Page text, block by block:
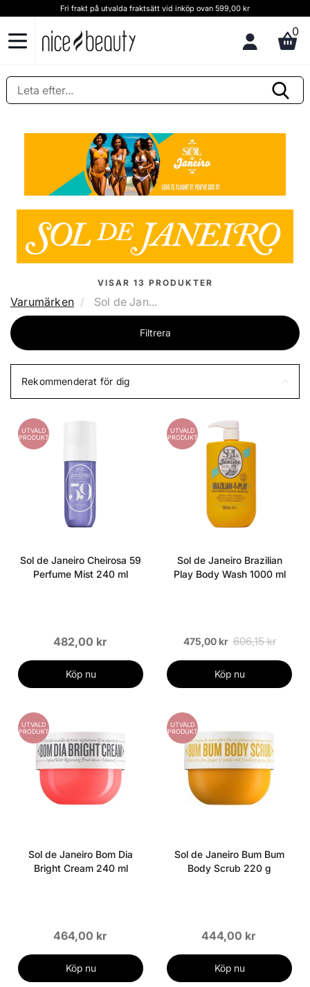
Fri frakt på utvalda fraktsätt vid inköp ovan 599,00 kr
0
VISAR 13 PRODUKTER
Varumärken Sol de Jan...
Filtrera
Rekommenderat för dig
UTVALD
PRODUKT
Sol de Janeiro Cheirosa 59
Perfume Mist 240 ml
482,00 kr
Köp nu
UTVALD
PRODUKT
Sol de Janeiro Brazilian
Play Body Wash 1000 ml
475,00 kr 606,15 kr
Köp nu
UTVALD
PRODUKT
Sol de Janeiro Bom Dia
Bright Cream 240 ml
464,00 kr
Köp nu
UTVALD
PRODUKT
Sol de Janeiro Bum Bum
Body Scrub 220 g
444,00 kr
Köp nu